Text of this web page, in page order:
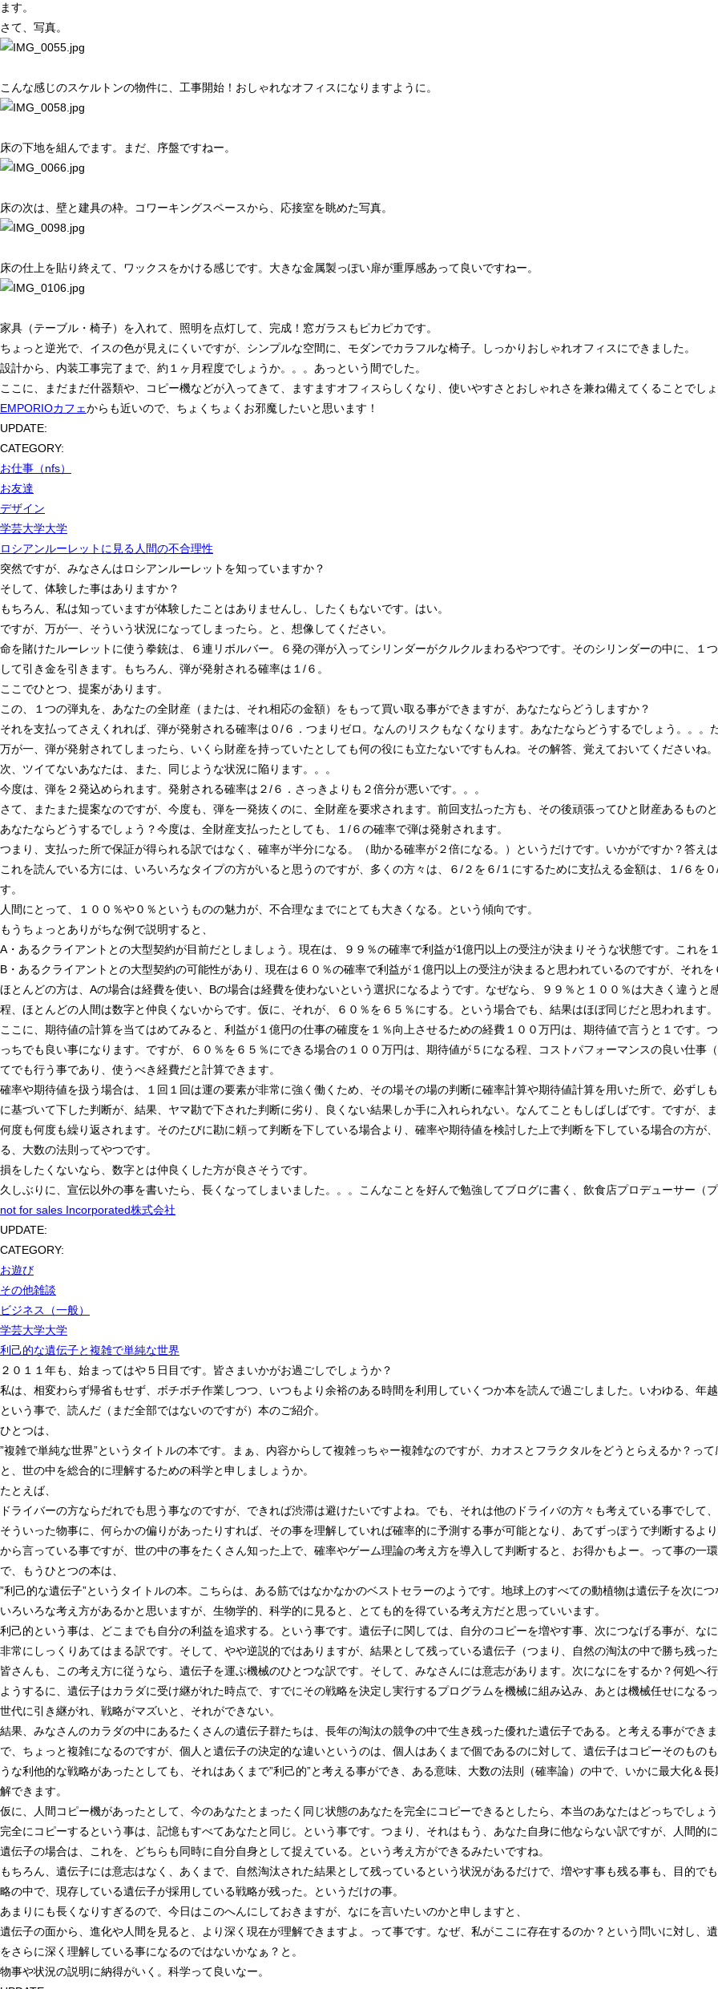
ます。
さて、写真。
こんな感じのスケルトンの物件に、工事開始！おしゃれなオフィスになりますように。
床の下地を組んでます。まだ、序盤ですねー。
床の次は、壁と建具の枠。コワーキングスペースから、応接室を眺めた写真。
床の仕上を貼り終えて、ワックスをかける感じです。大きな金属製っぽい扉が重厚感あって良いですねー。
家具（テーブル・椅子）を入れて、照明を点灯して、完成！窓ガラスもピカピカです。
ちょっと逆光で、イスの色が見えにくいですが、シンプルな空間に、モダンでカラフルな椅子。しっかりおしゃれオフィスにできました。
設計から、内装工事完了まで、約１ヶ月程度でしょうか。。。あっという間でした。
ここに、まだまだ什器類や、コピー機などが入ってきて、ますますオフィスらしくなり、使いやすさとおしゃれさを兼ね備えてくることでし
EMPORIOカフェからも近いので、ちょくちょくお邪魔したいと思います！
UPDATE:
CATEGORY:
お仕事（nfs）
お友達
デザイン
学芸大学大学
ロシアンルーレットに見る人間の不合理性
突然ですが、みなさんはロシアンルーレットを知っていますか？
そして、体験した事はありますか？
もちろん、私は知っていますが体験したことはありませんし、したくもないです。はい。
ですが、万が一、そういう状況になってしまったら。と、想像してください。
命を賭けたルーレットに使う拳銃は、６連リボルバー。６発の弾が入ってシリンダーがクルクルまわるやつです。そのシリンダーの中に、１
して引き金を引きます。もちろん、弾が発射される確率は１/６。
ここでひとつ、提案があります。
この、１つの弾丸を、あなたの全財産（または、それ相応の金額）をもって買い取る事ができますが、あなたならどうしますか？
それを支払ってさえくれれば、弾が発射される確率は０/６．つまりゼロ。なんのリスクもなくなります。あなたならどうするでしょう。。
万が一、弾が発射されてしまったら、いくら財産を持っていたとしても何の役にも立たないですもんね。その解答、覚えておいてくださいね。
次、ツイてないあなたは、また、同じような状況に陥ります。。。
今度は、弾を２発込められます。発射される確率は２/６．さっきよりも２倍分が悪いです。。。
さて、またまた提案なのですが、今度も、弾を一発抜くのに、全財産を要求されます。前回支払った方も、その後頑張ってひと財産あるもの
あなたならどうするでしょう？今度は、全財産支払ったとしても、１/６の確率で弾は発射されます。
つまり、支払った所で保証が得られる訳ではなく、確率が半分になる。（助かる確率が２倍になる。）というだけです。いかがですか？答え
これを読んでいる方には、いろいろなタイプの方がいると思うのですが、多くの方々は、６/２を６/１にするために支払える金額は、１/６を
す。
人間にとって、１００％や０％というものの魅力が、不合理なまでにとても大きくなる。という傾向です。
もうちょっとありがちな例で説明すると、
A・あるクライアントとの大型契約が目前だとしましょう。現在は、９９％の確率で利益が1億円以上の受注が決まりそうな状態です。これ
B・あるクライアントとの大型契約の可能性があり、現在は６０％の確率で利益が１億円以上の受注が決まると思われているのですが、それ
ほとんどの方は、Aの場合は経費を使い、Bの場合は経費を使わないという選択になるようです。なぜなら、９９％と１００％は大きく違う
程、ほとんどの人間は数字と仲良くないからです。仮に、それが、６０％を６５％にする。という場合でも、結果はほぼ同じだと思われます。
ここに、期待値の計算を当てはめてみると、利益が１億円の仕事の確度を１％向上させるための経費１００万円は、期待値で言うと１です
っちでも良い事になります。ですが、６０％を６５％にできる場合の１００万円は、期待値が５になる程、コストパフォーマンスの良い仕
てでも行う事であり、使うべき経費だと計算できます。
確率や期待値を扱う場合は、１回１回は運の要素が非常に強く働くため、その場その場の判断に確率計算や期待値計算を用いた所で、必ずし
に基づいて下した判断が、結果、ヤマ勘で下された判断に劣り、良くない結果しか手に入れられない。なんてこともしばしばです。ですが
何度も何度も繰り返されます。そのたびに勘に頼って判断を下している場合より、確率や期待値を検討した上で判断を下している場合の方が
る、大数の法則ってやつです。
損をしたくないなら、数字とは仲良くした方が良さそうです。
久しぶりに、宣伝以外の事を書いたら、長くなってしまいました。。。こんなことを好んで勉強してブログに書く、飲食店プロデューサー（
not for sales Incorporated株式会社
UPDATE:
CATEGORY:
お遊び
その他雑談
ビジネス（一般）
学芸大学大学
利己的な遺伝子と複雑で単純な世界
２０１１年も、始まってはや５日目です。皆さまいかがお過ごしでしょうか？
私は、相変わらず帰省もせず、ボチボチ作業しつつ、いつもより余裕のある時間を利用していくつか本を読んで過ごしました。いわゆる、年
という事で、読んだ（まだ全部ではないのですが）本のご紹介。
ひとつは、
”複雑で単純な世界”というタイトルの本です。まぁ、内容からして複雑っちゃー複雑なのですが、カオスとフラクタルをどうとらえるか？っ
と、世の中を総合的に理解するための科学と申しましょうか。
たとえば、
ドライバーの方ならだれでも思う事なのですが、できれば渋滞は避けたいですよね。でも、それは他のドライバの方々も考えている事でし
そういった物事に、何らかの偏りがあったりすれば、その事を理解していれば確率的に予測する事が可能となり、あてずっぽうで判断する
から言っている事ですが、世の中の事をたくさん知った上で、確率やゲーム理論の考え方を導入して判断すると、お得かもよー。って事の一
で、もうひとつの本は、
”利己的な遺伝子”というタイトルの本。こちらは、ある筋ではなかなかのベストセラーのようです。地球上のすべての動植物は遺伝子を次に
いろいろな考え方があるかと思いますが、生物学的、科学的に見ると、とても的を得ている考え方だと思っていいます。
利己的という事は、どこまでも自分の利益を追求する。という事です。遺伝子に関しては、自分のコピーを増やす事、次につなげる事が、な
非常にしっくりあてはまる訳です。そして、やや逆説的ではありますが、結果として残っている遺伝子（つまり、自然の淘汰の中で勝ち残っ
皆さんも、この考え方に従うなら、遺伝子を運ぶ機械のひとつな訳です。そして、みなさんには意志があります。次になにをするか？何処へ
ようするに、遺伝子はカラダに受け継がれた時点で、すでにその戦略を決定し実行するプログラムを機械に組み込み、あとは機械任せにな
世代に引き継がれ、戦略がマズいと、それができない。
結果、みなさんのカラダの中にあるたくさんの遺伝子群たちは、長年の淘汰の競争の中で生き残った優れた遺伝子である。と考える事ができ
で、ちょっと複雑になるのですが、個人と遺伝子の決定的な違いというのは、個人はあくまで個であるのに対して、遺伝子はコピーそのも
うな利他的な戦略があったとしても、それはあくまで”利己的”と考える事ができ、ある意味、大数の法則（確率論）の中で、いかに最大化＆
解できます。
仮に、人間コピー機があったとして、今のあなたとまったく同じ状態のあなたを完全にコピーできるとしたら、本当のあなたはどっちでしょ
完全にコピーするという事は、記憶もすべてあなたと同じ。という事です。つまり、それはもう、あなた自身に他ならない訳ですが、人間的
遺伝子の場合は、これを、どちらも同時に自分自身として捉えている。という考え方ができるみたいですね。
もちろん、遺伝子には意志はなく、あくまで、自然淘汰された結果として残っているという状況があるだけで、増やす事も残る事も、目的
略の中で、現存している遺伝子が採用している戦略が残った。というだけの事。
あまりにも長くなりすぎるので、今日はこのへんにしておきますが、なにを言いたいのかと申しますと、
遺伝子の面から、進化や人間を見ると、より深く現在が理解できますよ。って事です。なぜ、私がここに存在するのか？という問いに対し、
をさらに深く理解している事になるのではないかなぁ？と。
物事や状況の説明に納得がいく。科学って良いなー。